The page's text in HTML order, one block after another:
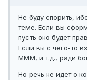
Не буду спорить,
теме. Если вы
пусть оно будет
Если вы с чего-то
МММ, и т.д., ради
Но речь не идет о